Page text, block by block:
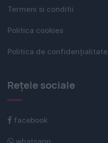
Termeni si conditii
Politica cookies
Politica de confidențialitate
Rețele sociale
facebook